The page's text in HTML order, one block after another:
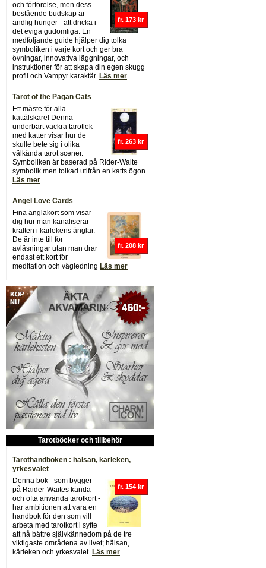
fr. 173 kr
och förförelse, men dess
bestående budskap är
andlig hunger - att dricka i
det eviga gudomliga. En
medföljande guide hjälper dig tolka
symboliken i varje kort och ger bra
övningar, innovativa läggningar, och
instruktioner för att skapa din egen skugg
profil och Vampyr karaktär. Läs mer
Tarot of the Pagan Cats
fr. 263 kr
Ett måste för alla
kattälskare! Denna
underbart vackra tarotlek
med katter visar hur de
skulle bete sig i olika
välkända tarot scener.
Symboliken är baserad på Rider-Waite
symbolik men tolkad utifrån en katts ögon.
Läs mer
Angel Love Cards
fr. 208 kr
Fina änglakort som visar
dig hur man kanaliserar
kraften i kärlekens änglar.
De är inte till för
avläsningar utan man drar
endast ett kort för
meditation och vägledning Läs mer
Tarotböcker och tillbehör
Tarothandboken : hälsan, kärleken,
yrkesvalet
fr. 154 kr
Denna bok - som bygger
på Raider-Waites kända
och ofta använda tarotkort -
har ambitionen att vara en
handbok för den som vill
arbeta med tarotkort i syfte
att nå bättre självkännedom på de tre
viktigaste områdena av livet; hälsan,
kärleken och yrkesvalet. Läs mer